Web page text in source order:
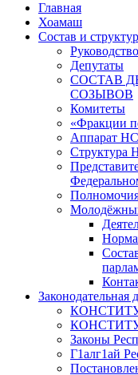
Главная
Хоамаш
Состав и
Руководство
Депутаты
СОСТАВ
СОЗЫВОВ
Комитеты
«Фракции
Аппарат
Структура
Законодательная
Законы
Г1алг1ай